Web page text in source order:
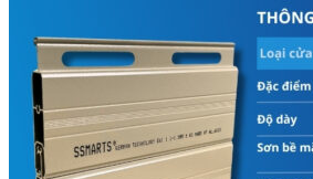
Cửa cuốn
Cửa kính